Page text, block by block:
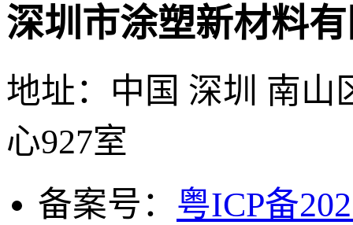
深圳市涂塑新材料
地址：中国 深圳 南山
心927室
备案号： 粤ICP备